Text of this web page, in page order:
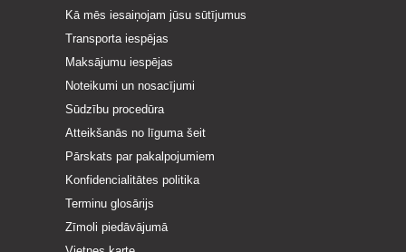
Kā mēs iesaiņojam jūsu sūtījumus
Transporta iespējas
Maksājumu iespējas
Noteikumi un nosacījumi
Sūdzību procedūra
Atteikšanās no līguma šeit
Pārskats par pakalpojumiem
Konfidencialitātes politika
Terminu glosārijs
Zīmoli piedāvājumā